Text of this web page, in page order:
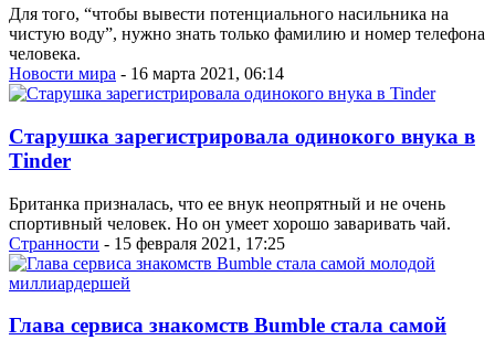
Для того, “чтобы вывести потенциального насильника на
чистую воду”, нужно знать только фамилию и номер телефона
человека.
Новости мира - 16 марта 2021, 06:14
Старушка зарегистрировала одинокого внука в
Tinder
Британка призналась, что ее внук неопрятный и не очень
спортивный человек. Но он умеет хорошо заваривать чай.
Странности - 15 февраля 2021, 17:25
Глава сервиса знакомств Bumble стала самой